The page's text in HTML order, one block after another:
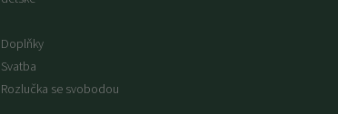
Doplňky
Svatba
Rozlučka se svobodou